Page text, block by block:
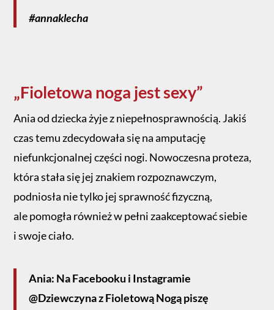
#annaklecha
„Fioletowa noga jest sexy”
Ania od dziecka żyje z niepełnosprawnością. Jakiś
czas temu zdecydowała się na amputację
niefunkcjonalnej części nogi. Nowoczesna proteza,
która stała się jej znakiem rozpoznawczym,
podniosła nie tylko jej sprawność fizyczną,
ale pomogła również w pełni zaakceptować siebie
i swoje ciało.
Ania: Na Facebooku i Instagramie
@Dziewczyna z Fioletową Nogą piszę